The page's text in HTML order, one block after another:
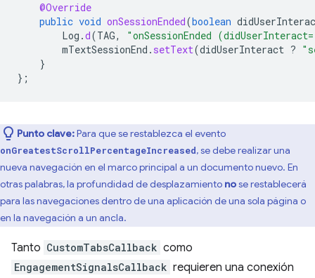
@Override
public void onSessionEnded(boolean
Log .d(TAG,
"onSessionEnded
mTextSessionEnd . setText(didUserInteract ?
}
};
Punto clave:Para que se restablezca el evento
onGreatestScrollPercentageIncreased, se debe realizar una
nueva navegación en el marco principal a un documento nuevo. En
otras palabras, la profundidad de desplazamiento nose restablecerá
para las navegaciones dentro de una aplicación de una sola página o
en la navegación a un ancla.
Tanto CustomTabsCallback como
EngagementSignalsCallback requieren una conexión